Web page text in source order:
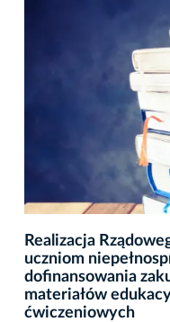
Realizacja
uczniom
dofinansowania
materiałów
ćwiczeniowych